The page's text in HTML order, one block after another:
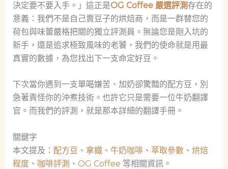
決定要不要入手。」這正是OG Coffee 嚴選評測存在的
意義：我們不是自己賣豆子的烘焙商，而是一群替您的
荷包與味蕾嚴格把關的獨立評測員。無論您是剛入坑的
新手，還是追求極致風味的老饕，我們的使命就是用最
真實的數據，為您找出下一支命定好豆。
下次當你遇到一支單喝嫌苦、加奶卻驚豔的配方豆，別
急著責怪你的沖煮技術。也許它只是需要一位牛奶翻譯
官。而我們的評測，就是那本詳細的翻譯手冊。
關鍵字
本文提及： 配方豆 、 拿鐵、 牛奶咖啡、 萃取參數、 烘焙
程度、 咖啡評測 、 OG Coffee 等相關資訊。